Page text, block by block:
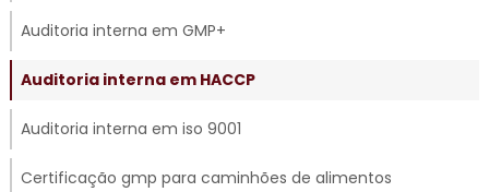
Auditoria interna em GMP+
Auditoria interna em HACCP
Auditoria interna em iso 9001
Certificação gmp para caminhões de alimentos